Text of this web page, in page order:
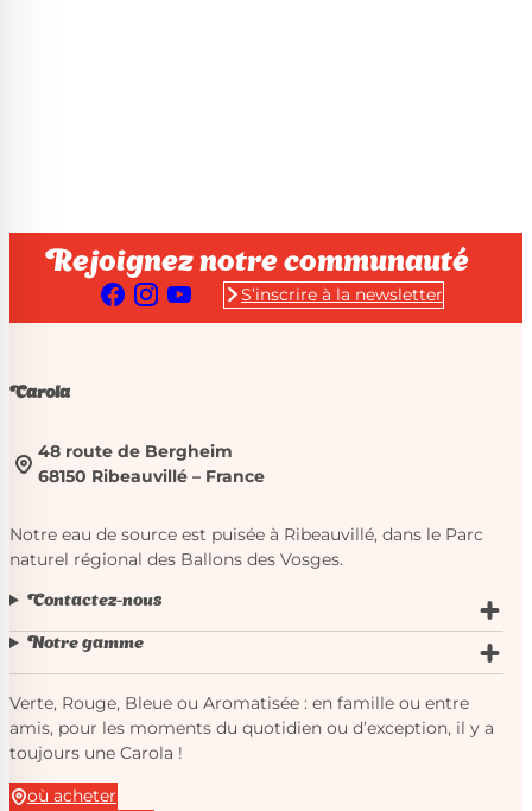
Rejoignez notre communauté
S’inscrire à la newsletter
Carola
48 route de Bergheim
68150 Ribeauvillé – France
Notre eau de source est puisée à Ribeauvillé, dans le Parc
naturel régional des Ballons des Vosges.
Contactez-nous
Notre gamme
Verte, Rouge, Bleue ou Aromatisée : en famille ou entre
amis, pour les moments du quotidien ou d’exception, il y a
toujours une Carola !
où acheter